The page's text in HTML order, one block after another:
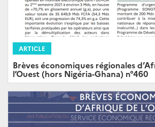
ARTICLE
Brèves économiques régionales
l’Ouest (hors Nigéria-Ghana) n°460